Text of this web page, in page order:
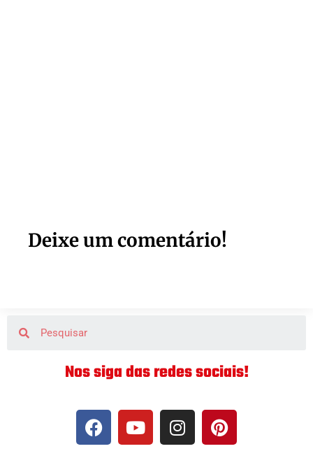
Deixe um comentário!
Nos siga das redes sociais!